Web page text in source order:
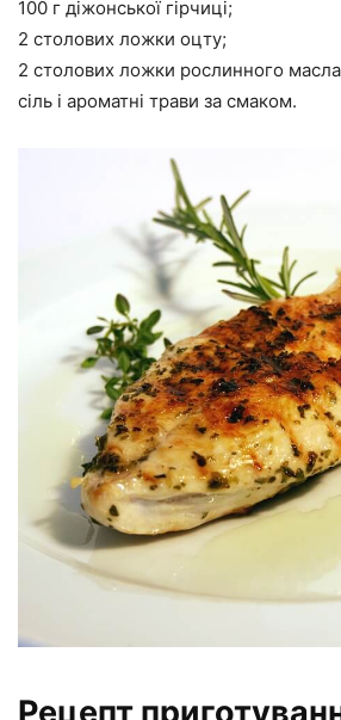
100 г діжонської гірчиці;
2 столових ложки оцту;
2 столових ложки рослинного
сіль і ароматні трави за смаком.
Рецепт